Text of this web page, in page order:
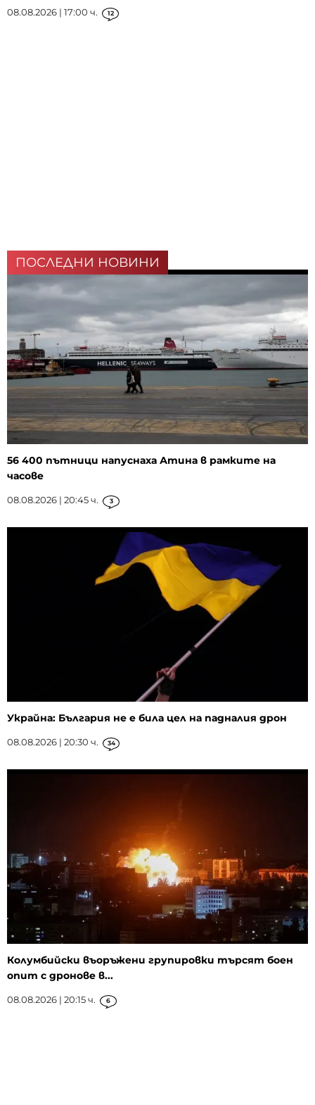
08.08.2026 | 17:00 ч. 12
ПОСЛЕДНИ НОВИНИ
56 400 пътници напуснаха Атина в рамките на
часове
08.08.2026 | 20:45 ч. 3
Украйна: България не е била цел на падналия дрон
08.08.2026 | 20:30 ч. 34
Колумбийски въоръжени групировки търсят боен
опит с дронове в...
08.08.2026 | 20:15 ч. 6